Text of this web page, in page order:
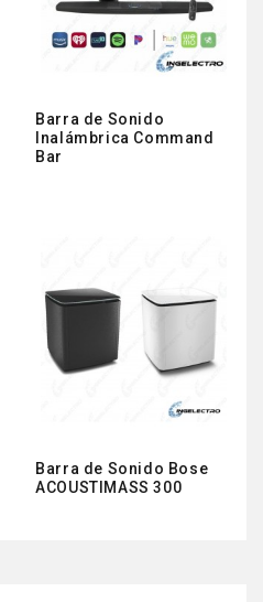
Barra de Sonido
Inalámbrica Command
Bar
Barra de Sonido Bose
ACOUSTIMASS 300